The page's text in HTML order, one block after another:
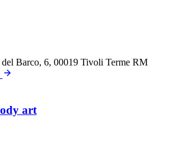
del Barco, 6, 00019 Tivoli Terme RM
art